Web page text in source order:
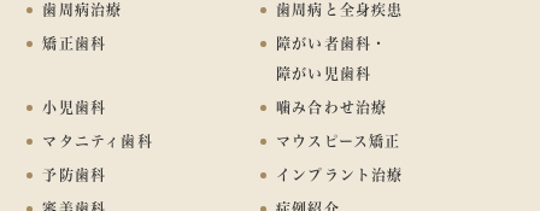
歯周病治療
歯周病と全身疾患
矯正歯科
障がい者歯科・
障がい児歯科
小児歯科
噛み合わせ治療
マタニティ歯科
マウスピース矯正
予防歯科
インプラント治療